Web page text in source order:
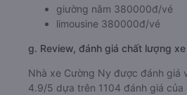
giường nằm 380000đ/vé
limousine 380000đ/vé
g. Review, đánh giá chất lượng
Nhà xe Cường Ny được đánh giá
4.9/5 dựa trên 1104 đánh giá